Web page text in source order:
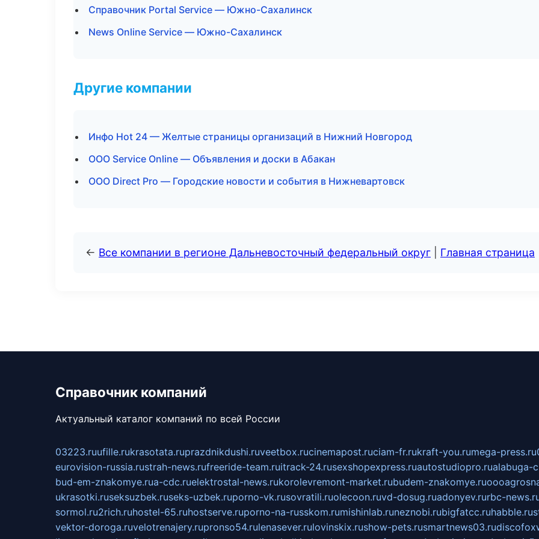
Справочник Portal Service — Южно-Сахалинск
News Online Service — Южно-Сахалинск
Другие компании
Инфо Hot 24 — Желтые страницы организаций в Нижний Новгород
ООО Service Online — Объявления и доски в Абакан
ООО Direct Pro — Городские новости и события в Нижневартовск
← Все компании в регионе Дальневосточный федеральный округ Главная страница
Справочник компаний
Актуальный каталог компаний по всей России
03223.ruufille.rukrasotata.ruprazdnikdushi.ruveetbox.rucinemapost.ruciam-fr.rukraft-you.rumega-press.ru
eurovision-russia.rustrah-news.rufreeride-team.ruitrack-24.rusexshopexpress.ruautostudiopro.rualabuga-
bud-em-znakomye.rua-cdc.ruelektrostal-news.rukorolevremont-market.rubudem-znakomye.ru
ukrasotki.ruseksuzbek.ruseks-uzbek.ruporno-vk.rusovratili.ruolecoon.ruvd-dosug.ruadonyev.rurbc-
sormol.ru2rich.ruhostel-65.ruhostserve.ruporno-na-russkom.rumishinlab.runeznobi.rubigfatcc.ruhabble.ru
vektor-doroga.ruvelotrenajery.rupronso54.rulenasever.rulovinskix.rushow-pets.rusmartnews03.ru